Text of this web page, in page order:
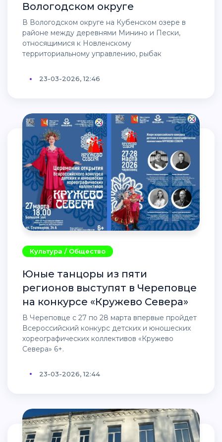
Вологодском округе
В Вологодском округе на Кубенском озере в
районе между деревнями Минино и Пески,
относящимися к Новленскому
территориальному управлению, рыбак
23-03-2026, 12:46
Культура / Общество
Юные танцоры из пяти
регионов выступят в Череповце
на конкурсе «Кружево Севера»
В Череповце с 27 по 28 марта впервые пройдет
Всероссийский конкурс детских и юношеских
хореографических коллективов «Кружево
Севера» 6+.
23-03-2026, 12:44